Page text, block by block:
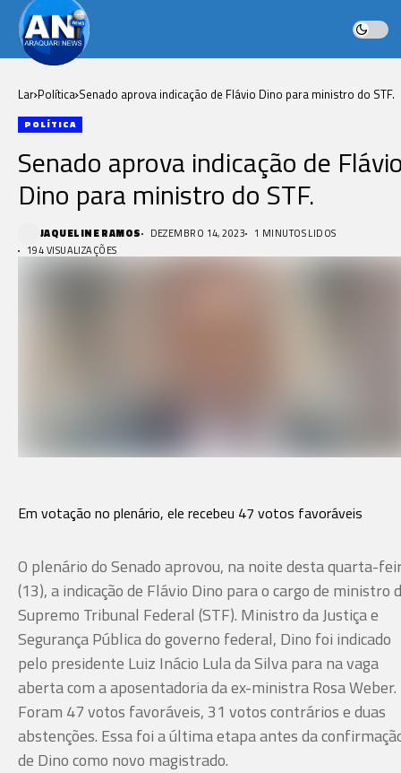
Lar Política Senado aprova indicação de Flávio Dino para ministro do STF.
POLÍTICA
Senado aprova indicação de
Dino para ministro do STF.
JAQUELINE RAMOS DEZEMBRO 14, 2023
1 MINUTOS LIDOS
194 VISUALIZAÇÕES
Em votação no plenário, ele recebeu 47 votos favoráveis
O plenário do Senado aprovou, na noite desta quarta-
(13), a indicação de Flávio Dino para o cargo de ministro
Supremo Tribunal Federal (STF). Ministro da Justiça e
Segurança Pública do governo federal, Dino foi indicado
pelo presidente Luiz Inácio Lula da Silva para na vaga
aberta com a aposentadoria da ex-ministra Rosa Weber.
Foram 47 votos favoráveis, 31 votos contrários e duas
abstenções. Essa foi a última etapa antes da
de Dino como novo magistrado.